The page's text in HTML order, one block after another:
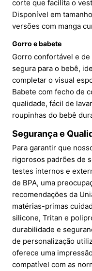
corte que facilita o
Disponível em
versões com manga
Gorro e babete
Gorro confortável e
segura para o bebê,
completar o visual
Babete com fecho de
qualidade, fácil de
roupinhas do bebê
Segurança e
Para garantir que
rigorosos padrões de
testes internos e
de BPA, uma
recomendações da
matérias-primas
silicone, Tritan e
durabilidade e
de personalização
oferece uma
compatível com as